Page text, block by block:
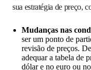
sua estratégia de preço,
Mudanças nas
ser um ponto de
revisão de preços.
adequar a tabela de
dólar e no euro ou